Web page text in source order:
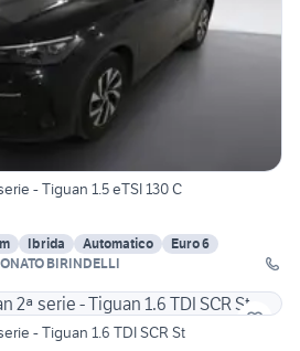
- Tiguan 1.5 eTSI 130 C
Ibrida Automatico
Euro 6
BIRINDELLI
- Tiguan 1.6 TDI SCR St